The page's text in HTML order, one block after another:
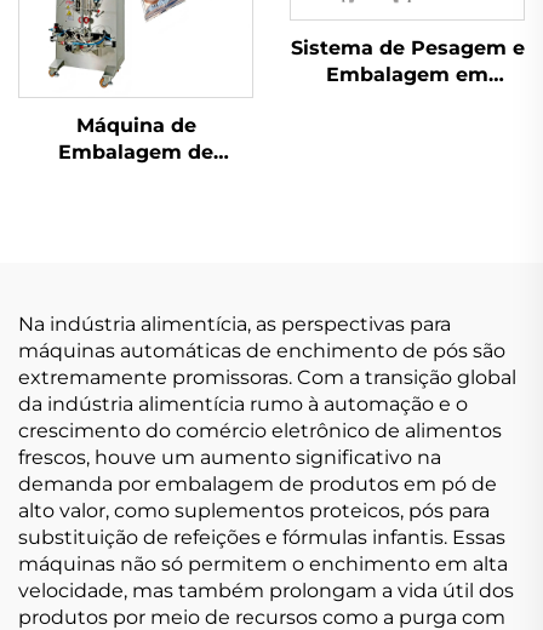
Máquina de
Embalagem de
Sistema de Pesagem e
Embalagem em
Na indústria alimentícia, as perspectivas para
máquinas automáticas de enchimento de pós são
extremamente promissoras. Com a transição global
da indústria alimentícia rumo à automação e o
crescimento do comércio eletrônico de alimentos
frescos, houve um aumento significativo na
demanda por embalagem de produtos em pó de
alto valor, como suplementos proteicos, pós para
substituição de refeições e fórmulas infantis. Essas
máquinas não só permitem o enchimento em alta
velocidade, mas também prolongam a vida útil dos
produtos por meio de recursos como a purga com